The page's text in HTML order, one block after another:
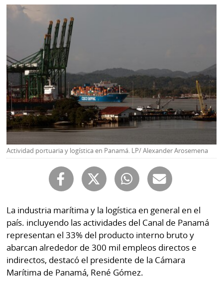
Historias
SERVICIOS
E-
Paper
Buscador
Comunicados
Catálogos
Luctuosas
Contenido
de
marcas
RSS
Temas
Autores
Notas
al
Buenas
prácticas
OTROS
Actividad portuaria y logística en Panamá. LP/ Alexander Arosemena
La industria marítima y la logística en general en el
país. incluyendo las actividades del Canal de Panamá
representan el 33% del producto interno bruto y
abarcan alrededor de 300 mil empleos directos e
indirectos, destacó el presidente de la Cámara
Marítima de Panamá, René Gómez.